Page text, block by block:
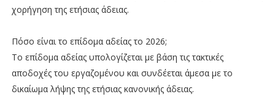
χορήγηση της ετήσιας άδειας.
Πόσο είναι το επίδομα αδείας το 2026;
Το επίδομα αδείας υπολογίζεται με βάση τις τακτικές
αποδοχές του εργαζομένου και συνδέεται άμεσα με το
δικαίωμα λήψης της ετήσιας κανονικής άδειας.